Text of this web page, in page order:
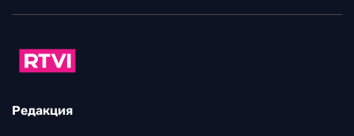
Редакция